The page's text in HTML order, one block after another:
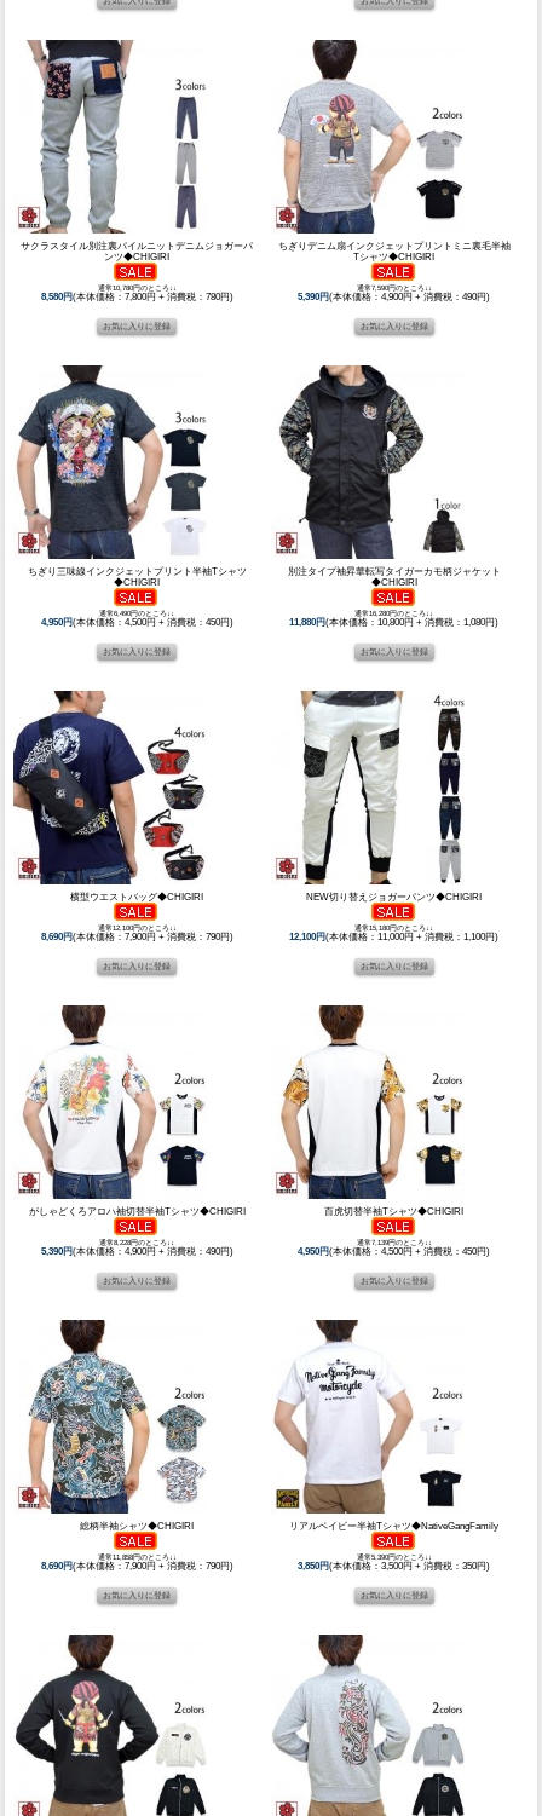
サクラスタイル別注裏パイルニットデニムジョガーパ
ンツ◆CHIGIRI
通常10,780円のところ↓↓
8,580円(本体価格：7,800円 + 消費税：780円)
ちぎりデニム扇インクジェットプリントミニ裏毛半袖
Tシャツ◆CHIGIRI
通常7,590円のところ↓↓
5,390円(本体価格：4,900円 + 消費税：490円)
ちぎり三味線インクジェットプリント半袖Tシャツ
◆CHIGIRI
通常6,490円のところ↓↓
4,950円(本体価格：4,500円 + 消費税：450円)
別注タイプ袖昇華転写タイガーカモ柄ジャケット
◆CHIGIRI
通常16,280円のところ↓↓
11,880円(本体価格：10,800円 + 消費税：1,080円)
横型ウエストバッグ◆CHIGIRI
通常12,100円のところ↓↓
8,690円(本体価格：7,900円 + 消費税：790円)
NEW切り替えジョガーパンツ◆CHIGIRI
通常15,180円のところ↓↓
12,100円(本体価格：11,000円 + 消費税：1,100円)
がしゃどくろアロハ袖切替半袖Tシャツ◆CHIGIRI
通常8,228円のところ↓↓
5,390円(本体価格：4,900円 + 消費税：490円)
百虎切替半袖Tシャツ◆CHIGIRI
通常7,139円のところ↓↓
4,950円(本体価格：4,500円 + 消費税：450円)
総柄半袖シャツ◆CHIGIRI
通常11,858円のところ↓↓
8,690円(本体価格：7,900円 + 消費税：790円)
リアルベイビー半袖Tシャツ◆NativeGangFamily
通常5,390円のところ↓↓
3,850円(本体価格：3,500円 + 消費税：350円)